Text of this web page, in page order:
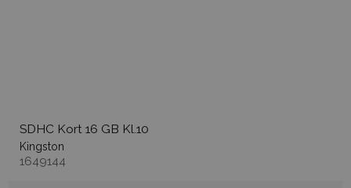
SDHC Kort 16 GB Kl.10
Kingston
1649144